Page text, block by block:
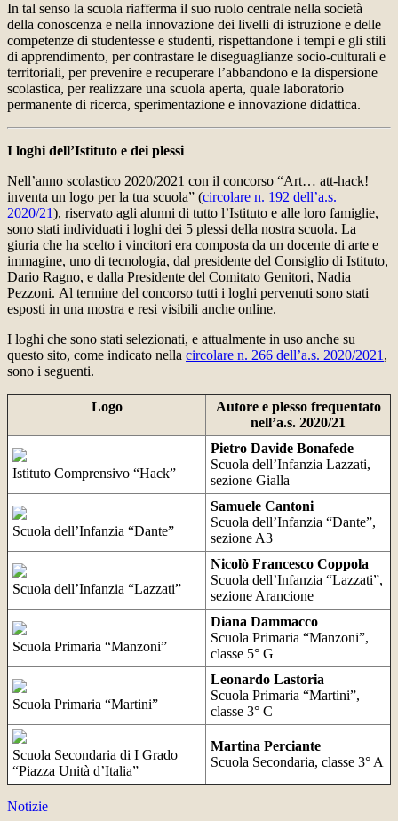
In tal senso la scuola riafferma il suo ruolo centrale nella società
della conoscenza e nella innovazione dei livelli di istruzione e delle
competenze di studentesse e studenti, rispettandone i tempi e gli stili
di apprendimento, per contrastare le diseguaglianze socio-culturali e
territoriali, per prevenire e recuperare l’abbandono e la dispersione
scolastica, per realizzare una scuola aperta, quale laboratorio
permanente di ricerca, sperimentazione e innovazione didattica.
I loghi dell’Istituto e dei plessi
Nell’anno scolastico 2020/2021 con il concorso “Art… att-hack!
inventa un logo per la tua scuola” (circolare n. 192 dell’a.s.
2020/21), riservato agli alunni di tutto l’Istituto e alle loro famiglie,
sono stati individuati i loghi dei 5 plessi della nostra scuola. La
giuria che ha scelto i vincitori era composta da un docente di arte e
immagine, uno di tecnologia, dal presidente del Consiglio di Istituto,
Dario Ragno, e dalla Presidente del Comitato Genitori, Nadia
Pezzoni. Al termine del concorso tutti i loghi pervenuti sono stati
esposti in una mostra e resi visibili anche online.
I loghi che sono stati selezionati, e attualmente in uso anche su
questo sito, come indicato nella circolare n. 266 dell’a.s. 2020/2021 ,
sono i seguenti.
Logo
Autore e plesso frequentato
nell’a.s. 2020/21
Istituto Comprensivo “Hack”
Pietro Davide Bonafede
Scuola dell’Infanzia Lazzati,
sezione Gialla
Scuola dell’Infanzia “Dante”
Samuele Cantoni
Scuola dell’Infanzia “Dante”,
sezione A3
Scuola dell’Infanzia “Lazzati”
Nicolò Francesco Coppola
Scuola dell’Infanzia “Lazzati”,
sezione Arancione
Scuola Primaria “Manzoni”
Diana Dammacco
Scuola Primaria “Manzoni”,
classe 5° G
Scuola Primaria “Martini”
Leonardo Lastoria
Scuola Primaria “Martini”,
classe 3° C
Scuola Secondaria di I Grado
“Piazza Unità d’Italia”
Martina Perciante
Scuola Secondaria, classe 3° A
Notizie